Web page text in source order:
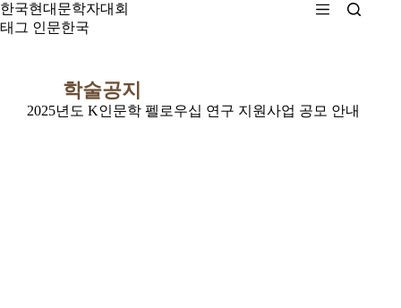
본
문
한국현대문학자대회
태그 인문한국
학술공지
2025년도 K인문학 펠로우십 연구 지원사업 공모 안내